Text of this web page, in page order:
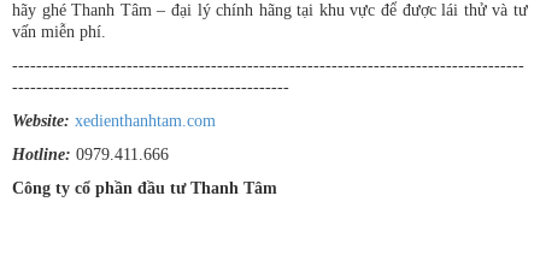
hãy ghé Thanh Tâm – đại lý chính hãng tại khu vực để được lái thử và tư
vấn miễn phí.
-------------------------------------------------------------------------------------
----------------------------------------------
Website: xedienthanhtam.com
Hotline: 0979.411.666
Công ty cổ phần đầu tư Thanh Tâm